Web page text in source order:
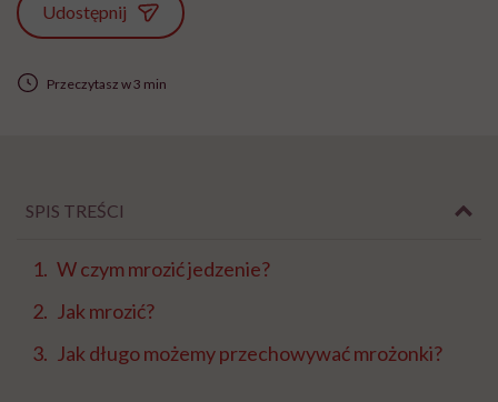
Udostępnij
Przeczytasz w 3 min
SPIS TREŚCI
W czym mrozić jedzenie?
Jak mrozić?
Jak długo możemy przechowywać mrożonki?